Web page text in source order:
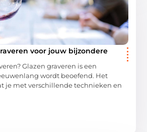
voor jouw bijzondere
Glazen graveren is een
wordt beoefend. Het
je met verschillende technieken en